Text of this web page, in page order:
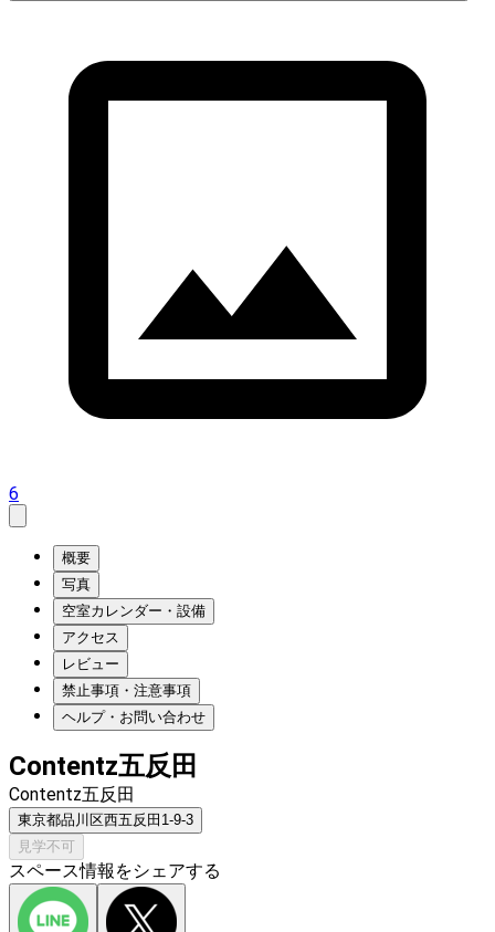
6
概要
写真
空室カレンダー・設備
アクセス
レビュー
禁止事項・注意事項
ヘルプ・お問い合わせ
Contentz五反田
Contentz五反田
東京都品川区西五反田1-9-3
見学不可
スペース情報をシェアする